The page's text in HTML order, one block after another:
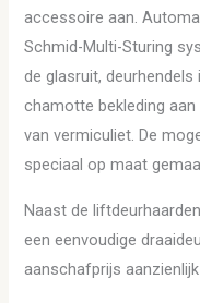
accessoire aan.
Schmid-Multi-Sturing
de glasruit,
chamotte bekleding
van vermiculiet. De
speciaal op maat
Naast de
een eenvoudige
aanschafprijs